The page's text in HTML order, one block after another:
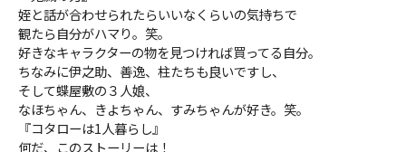
姪と話が合わせられたらいいなくらいの気持ちで
観たら自分がハマり。笑。
好きなキャラクターの物を見つければ買ってる自分。
ちなみに伊之助、善逸、柱たちも良いですし、
そして蝶屋敷の３人娘、
なほちゃん、きよちゃん、すみちゃんが好き。笑。
『コタローは1人暮らし』
何だ、このストーリーは！